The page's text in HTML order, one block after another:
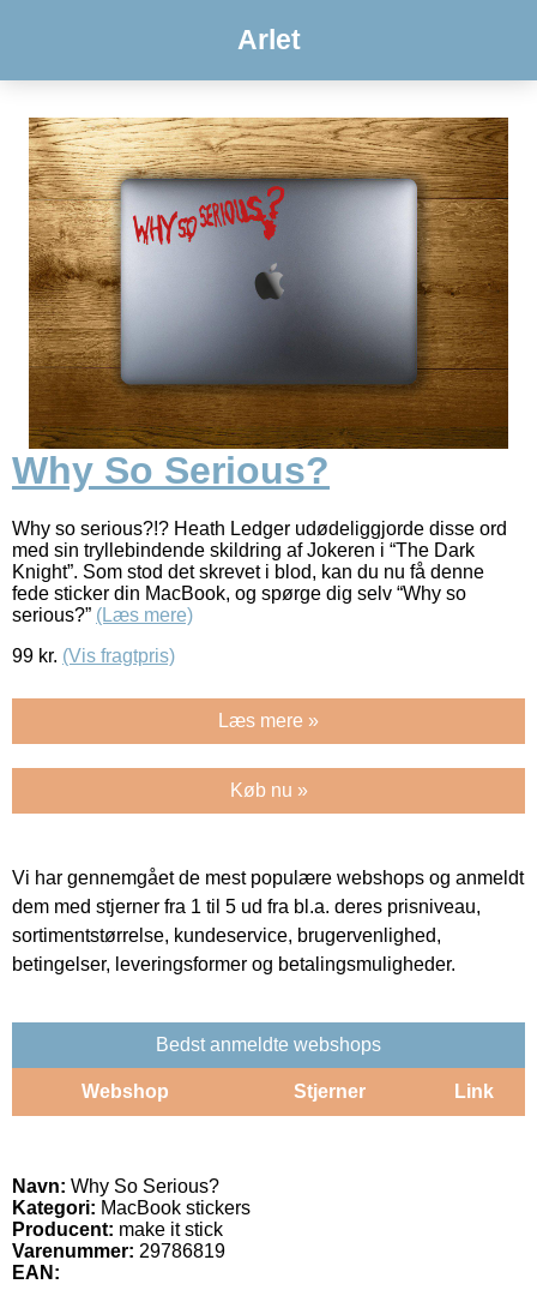
Arlet
Why So Serious?
Why so serious?!? Heath Ledger udødeliggjorde disse ord
med sin tryllebindende skildring af Jokeren i “The Dark
Knight”. Som stod det skrevet i blod, kan du nu få denne
fede sticker din MacBook, og spørge dig selv “Why so
serious?” (Læs mere)
99 kr. (Vis fragtpris)
Læs mere »
Køb nu »
Vi har gennemgået de mest populære webshops og anmeldt
dem med stjerner fra 1 til 5 ud fra bl.a. deres prisniveau,
sortimentstørrelse, kundeservice, brugervenlighed,
betingelser, leveringsformer og betalingsmuligheder.
Bedst anmeldte webshops
Webshop Stjerner Link
Navn: Why So Serious?
Kategori: MacBook stickers
Producent: make it stick
Varenummer: 29786819
EAN: